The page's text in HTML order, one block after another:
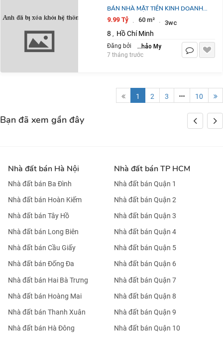
BÁN NHÀ MẶT TIỀN KINH DOANH
P13-Q8
9.99 Tỷ · 60 m² · 3wc
8 , Hồ Chí Minh
Đăng bởi Nguyễn Thị Thảo My
7 tháng trước
1 2 3 10
Bạn đã xem gần đây
Nhà đất bán Hà Nội
Nhà đất bán Ba Đình
Nhà đất bán Hoàn Kiếm
Nhà đất bán Tây Hồ
Nhà đất bán Long Biên
Nhà đất bán Cầu Giấy
Nhà đất bán Đống Đa
Nhà đất bán Hai Bà Trưng
Nhà đất bán Hoàng Mai
Nhà đất bán Thanh Xuân
Nhà đất bán Hà Đông
Nhà đất bán TP HCM
Nhà đất bán Quận 1
Nhà đất bán Quận 2
Nhà đất bán Quận 3
Nhà đất bán Quận 4
Nhà đất bán Quận 5
Nhà đất bán Quận 6
Nhà đất bán Quận 7
Nhà đất bán Quận 8
Nhà đất bán Quận 9
Nhà đất bán Quận 10